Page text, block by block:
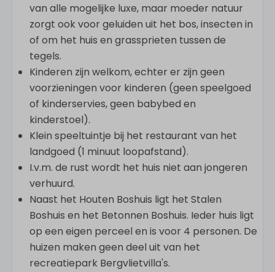
van alle mogelijke luxe, maar moeder natuur
zorgt ook voor geluiden uit het bos, insecten in
of om het huis en grassprieten tussen de
tegels.
Kinderen zijn welkom, echter er zijn geen
voorzieningen voor kinderen (geen speelgoed
of kinderservies, geen babybed en
kinderstoel).
Klein speeltuintje bij het restaurant van het
landgoed (1 minuut loopafstand).
I.v.m. de rust wordt het huis niet aan jongeren
verhuurd.
Naast het Houten Boshuis ligt het Stalen
Boshuis en het Betonnen Boshuis. Ieder huis ligt
op een eigen perceel en is voor 4 personen. De
huizen maken geen deel uit van het
recreatiepark Bergvlietvilla's.